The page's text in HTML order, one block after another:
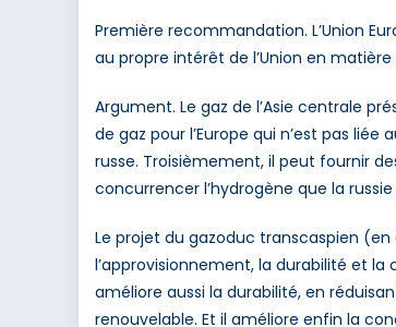
Première recommandation. L’Union
au propre intérêt de l’Union en
Argument. Le gaz de l’Asie centrale
de gaz pour l’Europe qui n’est pas
russe. Troisièmement, il peut fournir
concurrencer l’hydrogène que la
Le projet du gazoduc transcaspien
l’approvisionnement, la durabilité et
améliore aussi la durabilité, en
renouvelable. Et il améliore enfin la